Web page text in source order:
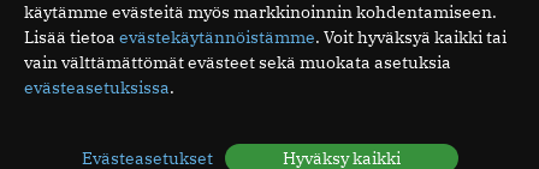
ISSN 2323-9476
käytämme evästeitä myös markkinoinnin kohdentamiseen.
Lisää tietoa evästekäytännöistämme. Voit hyväksyä kaikki tai
vain välttämättömät evästeet sekä muokata asetuksia
evästeasetuksissa.
Evästeasetukset Hyväksy kaikki